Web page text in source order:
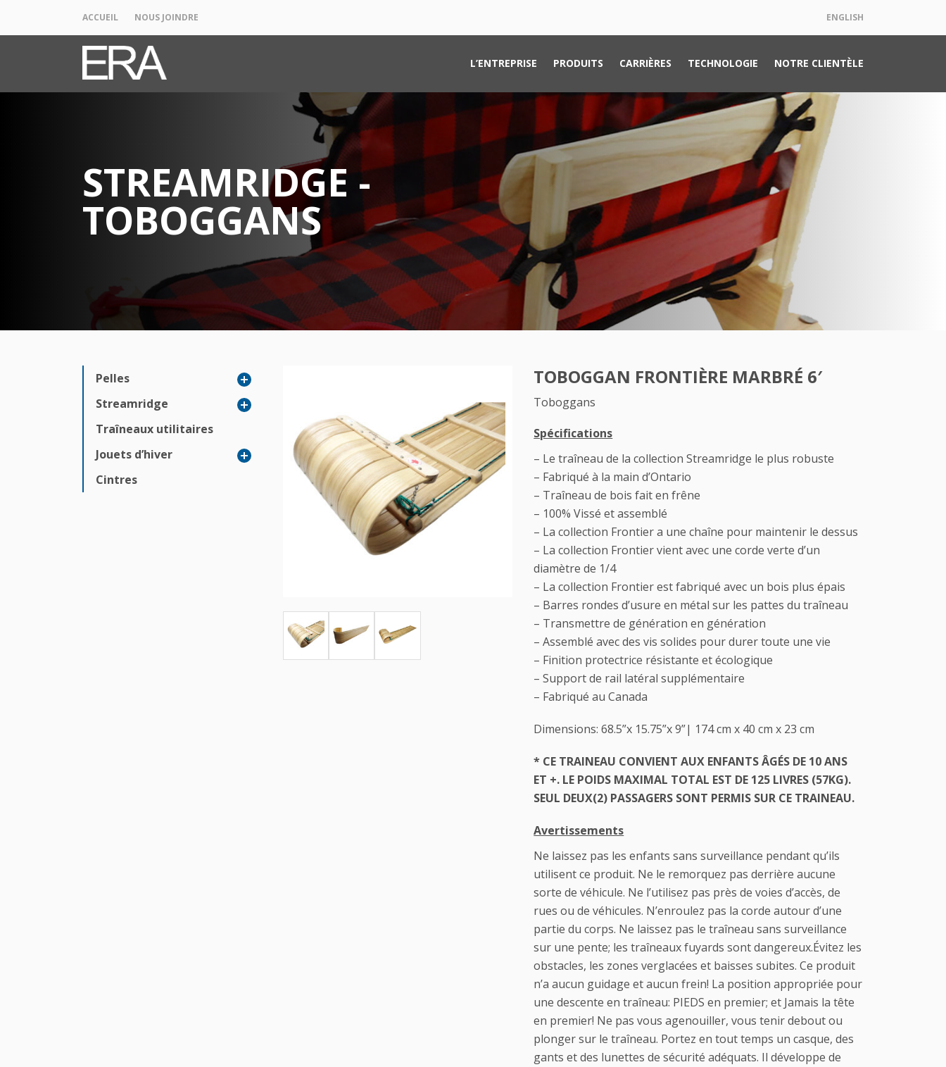
ACCUEIL NOUS JOINDRE ENGLISH
L’ENTREPRISE PRODUITS CARRIÈRES TECHNOLOGIE NOTRE CLIENTÈLE
STREAMRIDGE -
TOBOGGANS
Pelles
Streamridge
Traîneaux utilitaires
Jouets d’hiver
Cintres
TOBOGGAN FRONTIÈRE MARBRÉ 6′
Toboggans
Spécifications
– Le traîneau de la collection Streamridge le plus robuste
– Fabriqué à la main d’Ontario
– Traîneau de bois fait en frêne
– 100% Vissé et assemblé
– La collection Frontier a une chaîne pour maintenir le dessus
– La collection Frontier vient avec une corde verte d’un
diamètre de 1/4
– La collection Frontier est fabriqué avec un bois plus épais
– Barres rondes d’usure en métal sur les pattes du traîneau
– Transmettre de génération en génération
– Assemblé avec des vis solides pour durer toute une vie
– Finition protectrice résistante et écologique
– Support de rail latéral supplémentaire
– Fabriqué au Canada
Dimensions: 68.5”x 15.75”x 9”| 174 cm x 40 cm x 23 cm
* CE TRAINEAU CONVIENT AUX ENFANTS ÂGÉS DE 10 ANS
ET +. LE POIDS MAXIMAL TOTAL EST DE 125 LIVRES (57KG).
SEUL DEUX(2) PASSAGERS SONT PERMIS SUR CE TRAINEAU.
Avertissements
Ne laissez pas les enfants sans surveillance pendant qu’ils
utilisent ce produit. Ne le remorquez pas derrière aucune
sorte de véhicule. Ne l’utilisez pas près de voies d’accès, de
rues ou de véhicules. N’enroulez pas la corde autour d’une
partie du corps. Ne laissez pas le traîneau sans surveillance
sur une pente; les traîneaux fuyards sont dangereux.Évitez les
obstacles, les zones verglacées et baisses subites. Ce produit
n’a aucun guidage et aucun frein! La position appropriée pour
une descente en traîneau: PIEDS en premier; et Jamais la tête
en premier! Ne pas vous agenouiller, vous tenir debout ou
plonger sur le traîneau. Portez en tout temps un casque, des
gants et des lunettes de sécurité adéquats. Il développe de